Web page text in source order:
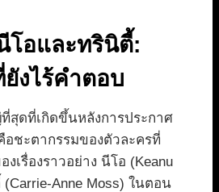
โอและทรินิตี้:
งไร้คำตอบ
สุดที่เกิดขึ้นหลังการประกาศ
อชะตากรรมของตัวละครที่
งเรื่องราวอย่าง นีโอ (Keanu
Anne Moss) ในตอน